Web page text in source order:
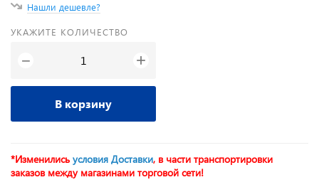
Нашли дешевле?
УКАЖИТЕ КОЛИЧЕСТВО
− +
В корзину
*Изменились условия Доставки, в части транспортировки
заказов между магазинами торговой сети!